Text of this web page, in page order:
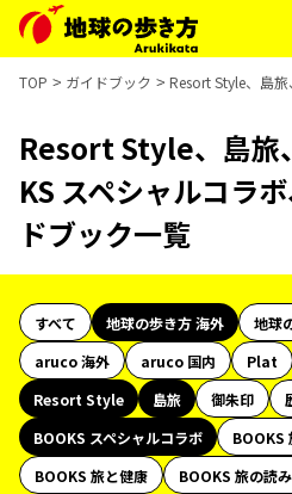
TOP ガイドブック Resort Style、島
Resort Style、島旅
KS スペシャルコラ
ドブック一覧
すべて 地球の歩き方 海外
地球
aruco 海外
aruco 国内 Plat
Resort Style
島旅 御朱印
BOOKS スペシャルコラボ
BOOKS
BOOKS 旅と健康
BOOKS 旅の読